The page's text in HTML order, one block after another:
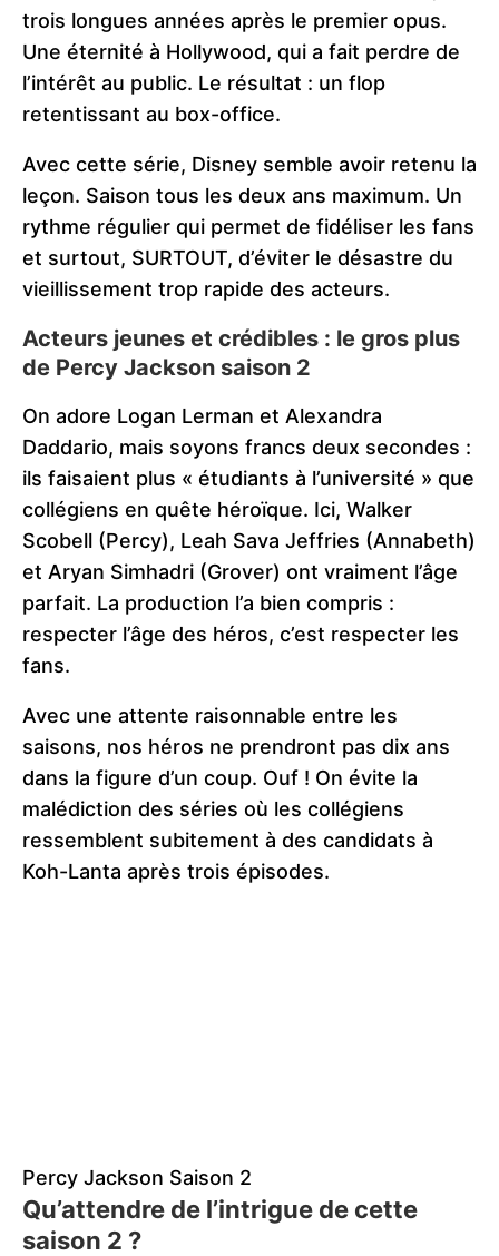
trois longues années après le premier opus.
Une éternité à Hollywood, qui a fait perdre de
l’intérêt au public. Le résultat : un flop
retentissant au box-office.
Avec cette série, Disney semble avoir retenu la
leçon. Saison tous les deux ans maximum. Un
rythme régulier qui permet de fidéliser les fans
et surtout, SURTOUT, d’éviter le désastre du
vieillissement trop rapide des acteurs.
Acteurs jeunes et crédibles : le gros plus
de Percy Jackson saison 2
On adore Logan Lerman et Alexandra
Daddario, mais soyons francs deux secondes :
ils faisaient plus « étudiants à l’université » que
collégiens en quête héroïque. Ici, Walker
Scobell (Percy), Leah Sava Jeffries (Annabeth)
et Aryan Simhadri (Grover) ont vraiment l’âge
parfait. La production l’a bien compris :
respecter l’âge des héros, c’est respecter les
fans.
Avec une attente raisonnable entre les
saisons, nos héros ne prendront pas dix ans
dans la figure d’un coup. Ouf ! On évite la
malédiction des séries où les collégiens
ressemblent subitement à des candidats à
Koh-Lanta après trois épisodes.
Percy Jackson Saison 2
Qu’attendre de l’intrigue de cette
saison 2 ?